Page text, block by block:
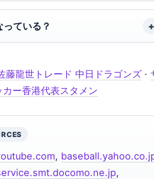
ている？
藤龍世トレード 中日ドラゴンズ ·
ー香港代表スタメン
,
,